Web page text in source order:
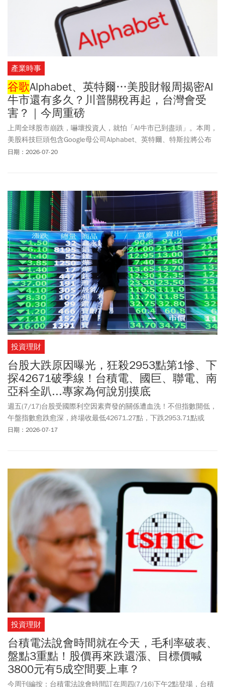
產業時事
谷歌Alphabet、英特爾…美股財報周揭密AI
牛市還有多久？川普關稅再起，台灣會受
害？｜今周重磅
上周全球股市崩跌，嚇壞投資人，就怕「AI牛市已到盡頭」。本周，
美股科技巨頭包含Google母公司Alphabet、英特爾、特斯拉將公布
最新財報，幾家指標企業對於AI的展望，將會成為重要風向球。1、
日期：2026-07-20
投資理財
台股大跌原因曝光，狂殺2953點第1慘、下
探42671破季線！台積電、國巨、聯電、南
亞科全趴...專家為何說別摸底
週五(7/17)台股受國際利空因素齊發的關係遭血洗！不但指數開低，
午盤指數愈跌愈深，終場收最低42671.27點，下跌2953.71點或
6.47%，跌點創史上第一慘。
日期：2026-07-17
投資理財
台積電法說會時間就在今天，毛利率破表、
盤點3重點！股價再來跌還漲、目標價喊
3800元有5成空間要上車？
今周刊編按：台積電法說會時間訂在周四(7/16)下午2點登場，台積